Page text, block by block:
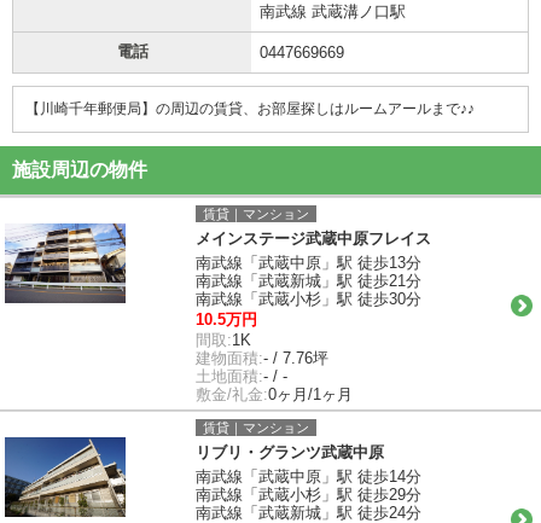
南武線 武蔵溝ノ口駅
電話 0447669669
【川崎千年郵便局】の周辺の賃貸、お部屋探しは ルームアールまで♪♪
施設周辺の物件
賃貸｜マンション
メインステージ武蔵中原フレイス
南武線「武蔵中原」駅 徒歩13分
南武線「武蔵新城」駅 徒歩21分
南武線「武蔵小杉」駅 徒歩30分
10.5万円
間取:1K
建物面積:- / 7.76坪
土地面積:- / -
敷金/礼金:0ヶ月/1ヶ月
賃貸｜マンション
リブリ・グランツ武蔵中原
南武線「武蔵中原」駅 徒歩14分
南武線「武蔵小杉」駅 徒歩29分
南武線「武蔵新城」駅 徒歩24分